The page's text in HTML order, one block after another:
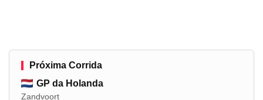
Próxima Corrida
GP da Holanda
Zandvoort